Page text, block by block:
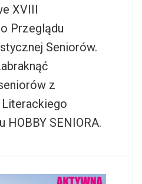
XVIII
Przeglądu
Seniorów.
z
HOBBY SENIORA.